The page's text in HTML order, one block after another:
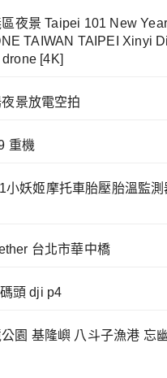
夜景 Taipei 101 New
TAIWAN TAIPEI Xinyi
[4K]
景放電空拍
重機
小妖姬摩托車胎壓胎溫監測
台北市華中橋
頭 dji p4
園 基隆嶼 八斗子漁港 忘